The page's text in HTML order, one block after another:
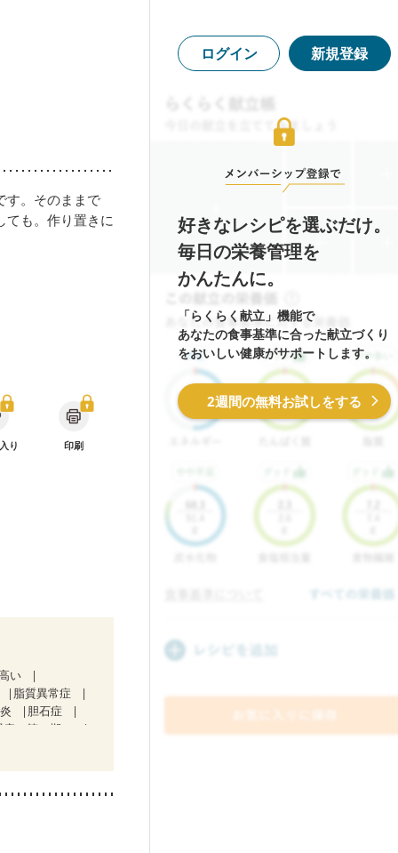
す。そのままで
ても。作り置きに
り 印刷
い
脂質異常症
胆石症
（第２期）
ログイン 新規登録
好きなレシピを選ぶだけ。
毎日の栄養管理を
かんたんに。
「らくらく献立」機能で
あなたの食事基準に合った献立づくり
をおいしい健康がサポートします。
2週間の無料お試しをする